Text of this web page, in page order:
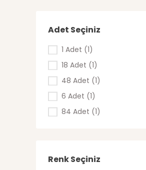
Adet Seçiniz
1 Adet (1)
18 Adet (1)
48 Adet (1)
6 Adet (1)
84 Adet (1)
Renk Seçiniz